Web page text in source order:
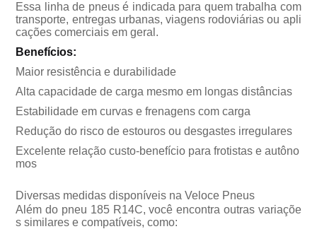
Essa linha de pneus é indicada para quem trabalha com
transporte, entregas urbanas, viagens rodoviárias ou apli
cações comerciais em geral.
Benefícios:
Maior resistência e durabilidade
Alta capacidade de carga mesmo em longas distâncias
Estabilidade em curvas e frenagens com carga
Redução do risco de estouros ou desgastes irregulares
Excelente relação custo-benefício para frotistas e autôno
mos
Diversas medidas disponíveis na Veloce Pneus
Além do pneu 185 R14C, você encontra outras variaçõe
s similares e compatíveis, como: